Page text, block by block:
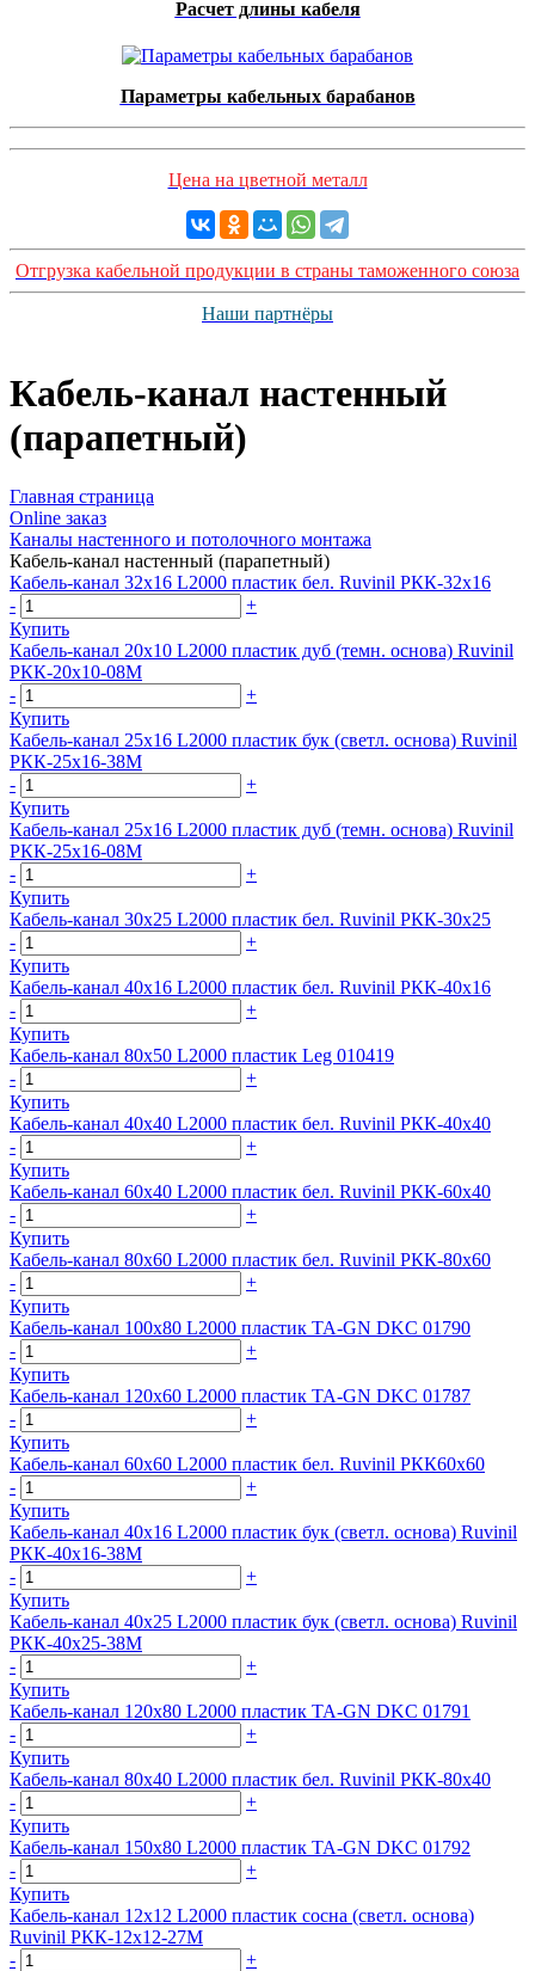
Расчет длины кабеля
Параметры кабельных барабанов
Цена на цветной металл
Отгрузка кабельной продукции в страны таможенного союза
Наши партнёры
Кабель-канал настенный
(парапетный)
Главная страница
Оnline заказ
Каналы настенного и потолочного монтажа
Кабель-канал настенный (парапетный)
Кабель-канал 32х16 L2000 пластик бел. Ruvinil РКК-32х16
-
+
Купить
Кабель-канал 20х10 L2000 пластик дуб (темн. основа) Ruvinil
РКК-20х10-08М
-
+
Купить
Кабель-канал 25х16 L2000 пластик бук (светл. основа) Ruvinil
РКК-25х16-38М
-
+
Купить
Кабель-канал 25х16 L2000 пластик дуб (темн. основа) Ruvinil
РКК-25х16-08М
-
+
Купить
Кабель-канал 30х25 L2000 пластик бел. Ruvinil РКК-30х25
-
+
Купить
Кабель-канал 40х16 L2000 пластик бел. Ruvinil РКК-40х16
-
+
Купить
Кабель-канал 80х50 L2000 пластик Leg 010419
-
+
Купить
Кабель-канал 40х40 L2000 пластик бел. Ruvinil РКК-40х40
-
+
Купить
Кабель-канал 60х40 L2000 пластик бел. Ruvinil РКК-60х40
-
+
Купить
Кабель-канал 80х60 L2000 пластик бел. Ruvinil РКК-80х60
-
+
Купить
Кабель-канал 100х80 L2000 пластик TA-GN DKC 01790
-
+
Купить
Кабель-канал 120х60 L2000 пластик TA-GN DKC 01787
-
+
Купить
Кабель-канал 60х60 L2000 пластик бел. Ruvinil РКК60х60
-
+
Купить
Кабель-канал 40х16 L2000 пластик бук (светл. основа) Ruvinil
РКК-40х16-38М
-
+
Купить
Кабель-канал 40х25 L2000 пластик бук (светл. основа) Ruvinil
РКК-40х25-38М
-
+
Купить
Кабель-канал 120х80 L2000 пластик TA-GN DKC 01791
-
+
Купить
Кабель-канал 80х40 L2000 пластик бел. Ruvinil РКК-80х40
-
+
Купить
Кабель-канал 150х80 L2000 пластик TA-GN DKC 01792
-
+
Купить
Кабель-канал 12х12 L2000 пластик сосна (светл. основа)
Ruvinil РКК-12х12-27М
-
+